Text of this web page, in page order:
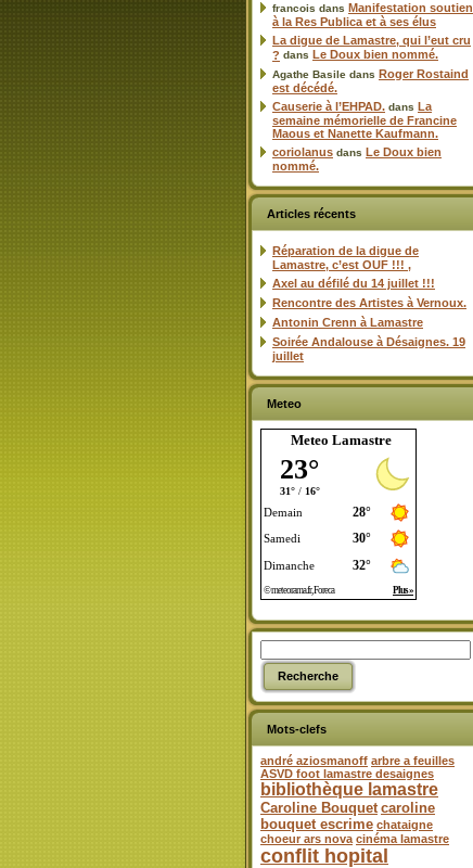
francois dans Manifestation soutien
à la Res Publica et à ses élus
La digue de Lamastre, qui l’eut cru
? dans Le Doux bien nommé.
Agathe Basile dans Roger Rostaind
est décédé.
Causerie à l’EHPAD. dans La
semaine mémorielle de Francine
Maous et Nanette Kaufmann.
coriolanus dans Le Doux bien
nommé.
Articles récents
Réparation de la digue de
Lamastre, c’est OUF !!! ,
Axel au défilé du 14 juillet !!!
Rencontre des Artistes à Vernoux.
Antonin Crenn à Lamastre
Soirée Andalouse à Désaignes. 19
juillet
Meteo
Meteo Lamastre
Mots-clefs
andré aziosmanoff arbre a feuilles
ASVD foot lamastre desaignes
bibliothèque lamastre
Caroline Bouquet caroline
bouquet escrime chataigne
choeur ars nova cinéma lamastre
conflit hopital